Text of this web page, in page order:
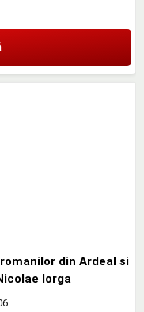
din Ardeal si
Iorga